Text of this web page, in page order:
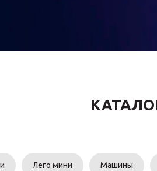
Лего мини Машины